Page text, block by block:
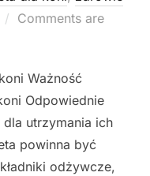
Comments are
Ważność
Odpowiednie
utrzymania ich
powinna być
odżywcze,